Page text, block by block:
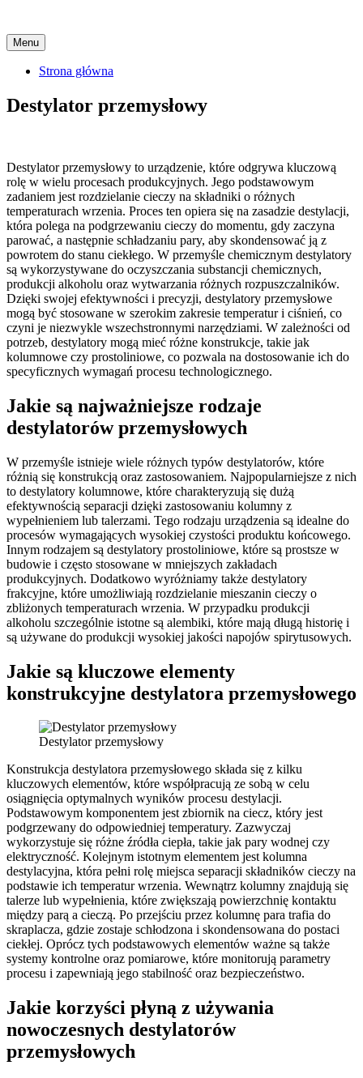
Menu Skip
to
content
Strona główna
Destylator przemysłowy
Destylator przemysłowy to urządzenie, które odgrywa kluczową
rolę w wielu procesach produkcyjnych. Jego podstawowym
zadaniem jest rozdzielanie cieczy na składniki o różnych
temperaturach wrzenia. Proces ten opiera się na zasadzie destylacji,
która polega na podgrzewaniu cieczy do momentu, gdy zaczyna
parować, a następnie schładzaniu pary, aby skondensować ją z
powrotem do stanu ciekłego. W przemyśle chemicznym destylatory
są wykorzystywane do oczyszczania substancji chemicznych,
produkcji alkoholu oraz wytwarzania różnych rozpuszczalników.
Dzięki swojej efektywności i precyzji, destylatory przemysłowe
mogą być stosowane w szerokim zakresie temperatur i ciśnień, co
czyni je niezwykle wszechstronnymi narzędziami. W zależności od
potrzeb, destylatory mogą mieć różne konstrukcje, takie jak
kolumnowe czy prostoliniowe, co pozwala na dostosowanie ich do
specyficznych wymagań procesu technologicznego.
Jakie są najważniejsze rodzaje
destylatorów przemysłowych
W przemyśle istnieje wiele różnych typów destylatorów, które
różnią się konstrukcją oraz zastosowaniem. Najpopularniejsze z nich
to destylatory kolumnowe, które charakteryzują się dużą
efektywnością separacji dzięki zastosowaniu kolumny z
wypełnieniem lub talerzami. Tego rodzaju urządzenia są idealne do
procesów wymagających wysokiej czystości produktu końcowego.
Innym rodzajem są destylatory prostoliniowe, które są prostsze w
budowie i często stosowane w mniejszych zakładach
produkcyjnych. Dodatkowo wyróżniamy także destylatory
frakcyjne, które umożliwiają rozdzielanie mieszanin cieczy o
zbliżonych temperaturach wrzenia. W przypadku produkcji
alkoholu szczególnie istotne są alembiki, które mają długą historię i
są używane do produkcji wysokiej jakości napojów spirytusowych.
Jakie są kluczowe elementy
konstrukcyjne destylatora przemysłowego
Destylator przemysłowy
Konstrukcja destylatora przemysłowego składa się z kilku
kluczowych elementów, które współpracują ze sobą w celu
osiągnięcia optymalnych wyników procesu destylacji.
Podstawowym komponentem jest zbiornik na ciecz, który jest
podgrzewany do odpowiedniej temperatury. Zazwyczaj
wykorzystuje się różne źródła ciepła, takie jak pary wodnej czy
elektryczność. Kolejnym istotnym elementem jest kolumna
destylacyjna, która pełni rolę miejsca separacji składników cieczy na
podstawie ich temperatur wrzenia. Wewnątrz kolumny znajdują się
talerze lub wypełnienia, które zwiększają powierzchnię kontaktu
między parą a cieczą. Po przejściu przez kolumnę para trafia do
skraplacza, gdzie zostaje schłodzona i skondensowana do postaci
ciekłej. Oprócz tych podstawowych elementów ważne są także
systemy kontrolne oraz pomiarowe, które monitorują parametry
procesu i zapewniają jego stabilność oraz bezpieczeństwo.
Jakie korzyści płyną z używania
nowoczesnych destylatorów
przemysłowych